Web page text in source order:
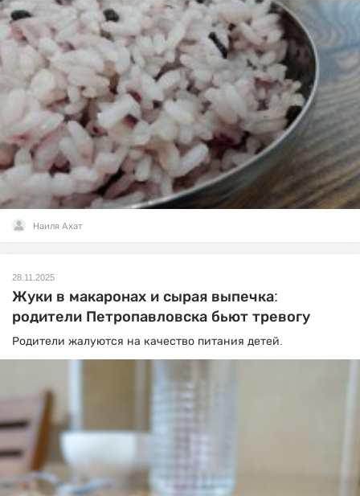
Наиля Ахат
28.11.2025
Жуки в макаронах и сырая выпечка:
родители Петропавловска бьют тревогу
Родители жалуются на качество питания детей.